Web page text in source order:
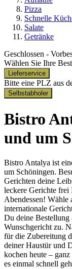
Pizza
Schnelle
Salate
Getränke
Geschlossen -
Wählen Sie Ihre
Lieferservice
Bitte eine PLZ aus
Selbstabholer
Bistro
und um
Bistro Antalya ist
um Schöningen.
Gerichten deine
leckere Gerichte frei
Abendessen! Wähle
internationale
Du deine Bestellung
Wunschgericht zu.
für die Zubereitung
deiner Haustür und
kochen heute –
es einmal schnell